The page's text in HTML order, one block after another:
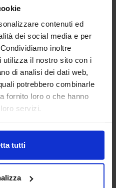
contenuti ed
dei social media e per
inoltre
utilizza il nostro sito con i
di analisi dei dati web,
potrebbero combinarle
fornito loro o che hanno
servizi.
tutti
di lavoro, pantografi,
Pad. 16Stand: E43
ai preferiti
scheda
Pad. 14Stand:E31